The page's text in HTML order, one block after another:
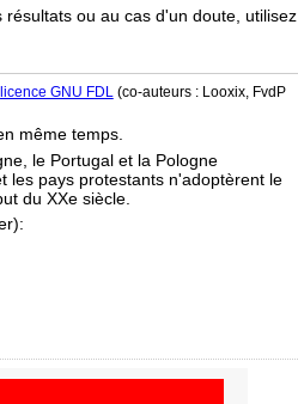
ou au cas d'un doute, utilisez
licence GNU FDL(co-auteurs : Looxix, FvdP
même temps.
le Portugal et la Pologne
les pays protestants n'adoptèrent le
du XXe siècle.